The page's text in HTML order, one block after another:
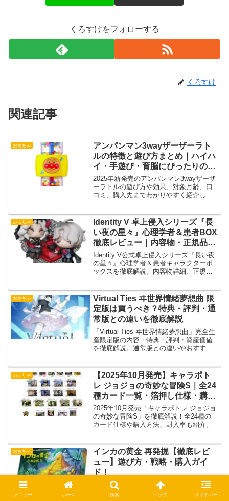
くろすけをフォローする
くろすけ
関連記事
おもちゃ
アンパンマン3wayザーザーラト
ルの特徴と遊び方まとめ｜ハイハ
イ・手遊び・育脳にぴったりの知
育ラトル
2025年新発売のアンパンマン3wayザーザ
ーラトルの遊び方や効果、対象月齢、口
コミ、購入先までわかりやすく紹介しま
おもちゃ
Identity V 卓上侵入シリーズ『長
い夜の星々』心理学者＆患者BOX
徹底レビュー｜内容物・正規品判
別・相場・コレクション価値まと
め
Identity V公式卓上侵入シリーズ『長い夜
の星々』心理学者＆患者キャラクターボ
ックスを徹底解説。内容物詳細、正規品
おもちゃ
Virtual Ties ヰ世界情緒夢想曲 限
定版は買うべき？特典・評判・通
常版との違いを徹底解説
「Virtual Ties ヰ世界情緒夢想曲」完全生
産限定版の内容・特典・評判・資産価値
を徹底解説。通常版との違いやおすすめ
おもちゃ
【2025年10月発売】キャラポト
レ ジョジョの奇妙な冒険S｜全24
種カード一覧・箔押し仕様・購入
方法まとめ
2025年10月発売「キャラポトレ ジョジョ
の奇妙な冒険S」を徹底解説！全24種の
カード仕様や購入方法、封入率も紹介。
おもちゃ
インカの黄金 再発掘【徹底レビ
ュー】遊び方・戦略・購入ガイ
ド！
「インカの黄金 再発掘」を徹底レビュ
ー！3～8人で楽しめるチキンレース系ボ
メニュー ホーム 検索 トップ サイドバー